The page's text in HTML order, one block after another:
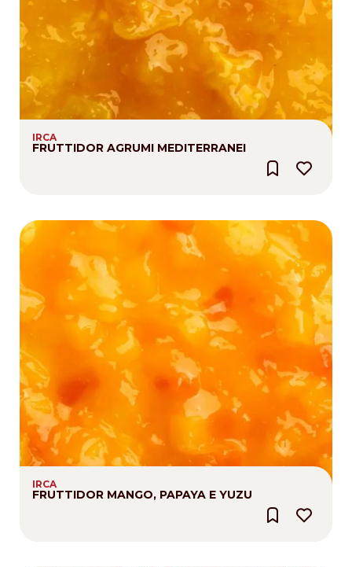
IRCA
FRUTTIDOR AGRUMI MEDITERRANEI
IRCA
FRUTTIDOR MANGO, PAPAYA E YUZU